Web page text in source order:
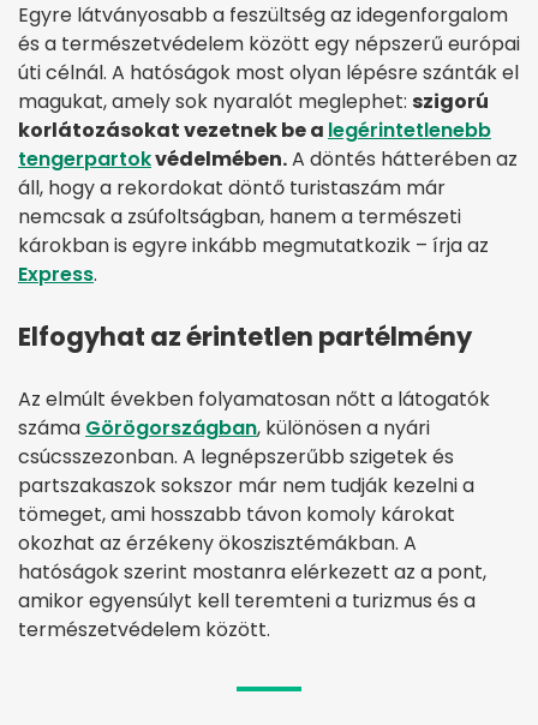
Egyre látványosabb a feszültség az idegenforgalom
és a természetvédelem között egy népszerű európai
úti célnál. A hatóságok most olyan lépésre szánták el
magukat, amely sok nyaralót meglephet: szigorú
korlátozásokat vezetnek be a legérintetlenebb
tengerpartokvédelmében.A döntés hátterében az
áll, hogy a rekordokat döntő turistaszám már
nemcsak a zsúfoltságban, hanem a természeti
károkban is egyre inkább megmutatkozik – írja az
Express.
Elfogyhat az érintetlen partélmény
Az elmúlt években folyamatosan nőtt a látogatók
száma Görögországban, különösen a nyári
csúcsszezonban. A legnépszerűbb szigetek és
partszakaszok sokszor már nem tudják kezelni a
tömeget, ami hosszabb távon komoly károkat
okozhat az érzékeny ökoszisztémákban. A
hatóságok szerint mostanra elérkezett az a pont,
amikor egyensúlyt kell teremteni a turizmus és a
természetvédelem között.